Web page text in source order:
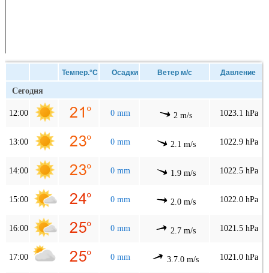
Темпер.°C Осадки Ветер м/с Давление
Сегодня
12:00 0 mm 2 m/s 1023.1 hPa
13:00 0 mm 2.1 m/s 1022.9 hPa
14:00 0 mm 1.9 m/s 1022.5 hPa
15:00 0 mm 2.0 m/s 1022.0 hPa
16:00 0 mm 2.7 m/s 1021.5 hPa
17:00 0 mm 3.7.0 m/s 1021.0 hPa